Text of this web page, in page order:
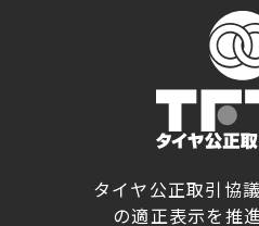
タイヤ公正取引協
の適正表示を推